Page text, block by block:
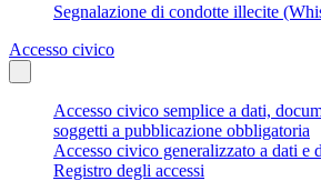
Segnalazione di condotte illecite
Accesso civico
Accesso civico semplice a dati,
soggetti a pubblicazione obbligatoria
Accesso civico generalizzato a dati e
Registro degli accessi